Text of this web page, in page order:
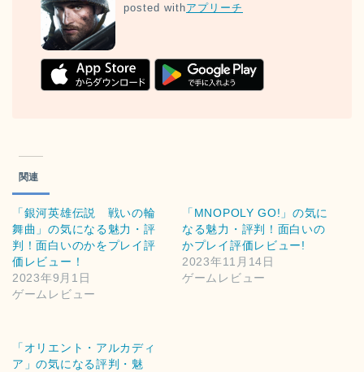
posted withアプリーチ
関連
「銀河英雄伝説 戦いの輪
舞曲」の気になる魅力・評
判！面白いのかをプレイ評
価レビュー！
2023年9月1日
ゲームレビュー
「MNOPOLY GO!」の気に
なる魅力・評判！面白いの
かプレイ評価レビュー!
2023年11月14日
ゲームレビュー
「オリエント・アルカディ
ア」の気になる評判・魅